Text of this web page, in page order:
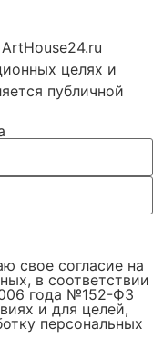
целях и
публичной
свое согласие на
в соответствии
года №152-ФЗ
и для целей,
персональных